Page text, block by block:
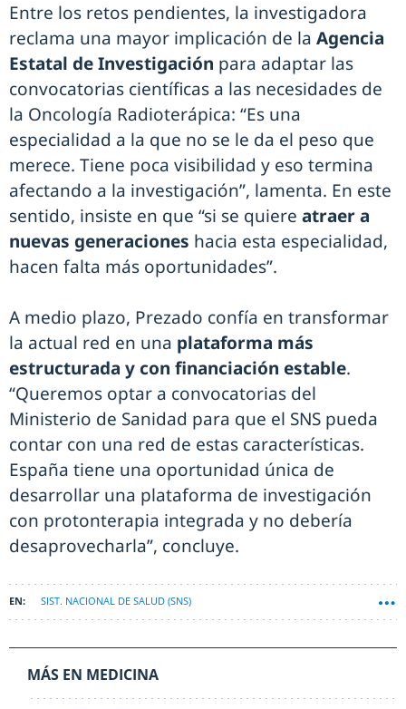
Entre los retos pendientes, la investigadora
reclama una mayor implicación de la Agencia
Estatal de Investigación para adaptar las
convocatorias científicas a las necesidades de
la Oncología Radioterápica: “Es una
especialidad a la que no se le da el peso que
merece. Tiene poca visibilidad y eso termina
afectando a la investigación”, lamenta. En este
sentido, insiste en que “si se quiere atraer a
nuevas generaciones hacia esta especialidad,
hacen falta más oportunidades”.
A medio plazo, Prezado confía en transformar
la actual red en una plataforma más
estructurada y con financiación estable.
“Queremos optar a convocatorias del
Ministerio de Sanidad para que el SNS pueda
contar con una red de estas características.
España tiene una oportunidad única de
desarrollar una plataforma de investigación
con protonterapia integrada y no debería
desaprovecharla”, concluye.
SIST. NACIONAL DE SALUD (SNS)
MÁS EN MEDICINA